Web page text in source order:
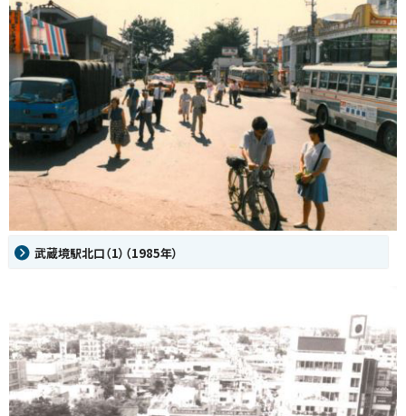
武蔵境駅北口（1）（1985年）